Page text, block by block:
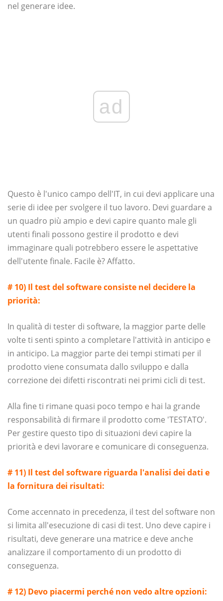
nel generare idee.
ad
Questo è l'unico campo dell'IT, in cui devi applicare una
serie di idee per svolgere il tuo lavoro. Devi guardare a
un quadro più ampio e devi capire quanto male gli
utenti finali possono gestire il prodotto e devi
immaginare quali potrebbero essere le aspettative
dell'utente finale. Facile è? Affatto.
# 10) Il test del software consiste nel decidere la
priorità:
In qualità di tester di software, la maggior parte delle
volte ti senti spinto a completare l'attività in anticipo e
in anticipo. La maggior parte dei tempi stimati per il
prodotto viene consumata dallo sviluppo e dalla
correzione dei difetti riscontrati nei primi cicli di test.
Alla fine ti rimane quasi poco tempo e hai la grande
responsabilità di firmare il prodotto come 'TESTATO'.
Per gestire questo tipo di situazioni devi capire la
priorità e devi lavorare e comunicare di conseguenza.
# 11) Il test del software riguarda l'analisi dei dati e
la fornitura dei risultati:
Come accennato in precedenza, il test del software non
si limita all'esecuzione di casi di test. Uno deve capire i
risultati, deve generare una matrice e deve anche
analizzare il comportamento di un prodotto di
conseguenza.
# 12) Devo piacermi perché non vedo altre opzioni: